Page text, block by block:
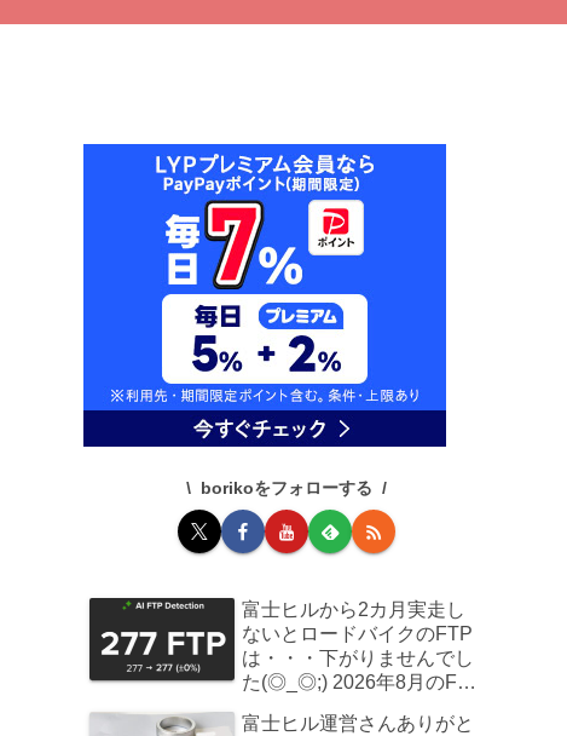
borikoをフォローする
富士ヒルから2カ月実走し
ないとロードバイクのFTP
は・・・下がりませんでし
た(◎_◎;) 2026年8月のFTP
富士ヒル運営さんありがと